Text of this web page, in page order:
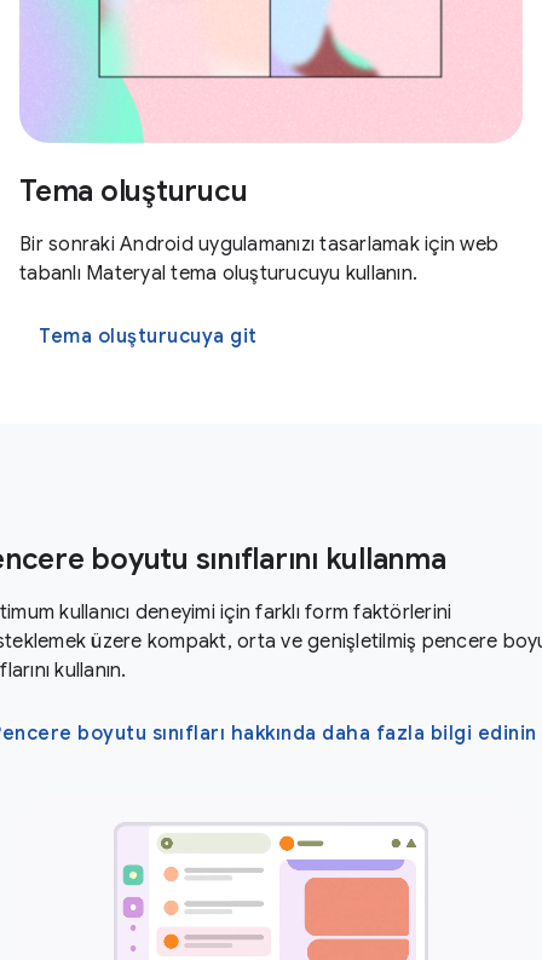
Tema oluşturucu
Bir sonraki Android uygulamanızı tasarlamak için web
tabanlı Materyal tema oluşturucuyu kullanın.
Tema oluşturucuya git
boyutu sınıflarını kullanma
kullanıcı deneyimi için farklı form faktörlerini
üzere kompakt, orta ve genişletilmiş pencere
kullanın.
boyutu sınıfları hakkında daha fazla bilgi edinin